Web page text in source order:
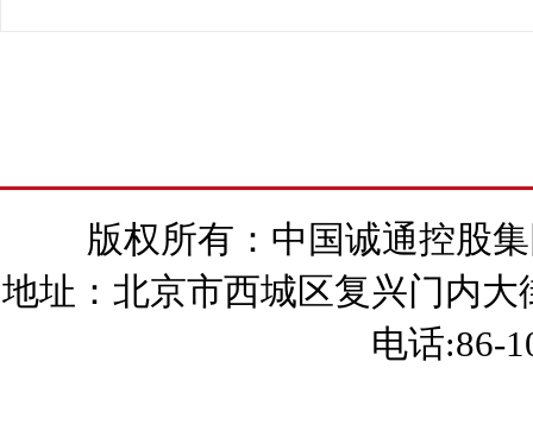
版权所有：中国诚通控股
地址：北京市西城区复兴门内大
电话:86-